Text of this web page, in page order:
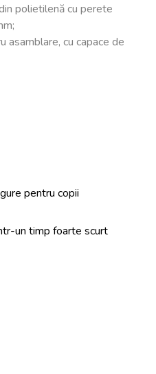
polietilenă cu perete
asamblare, cu capace de
pentru copii
un timp foarte scurt